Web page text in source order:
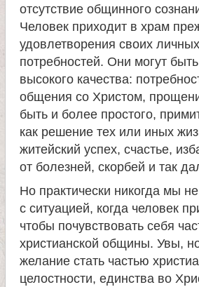
е
л
и
м
о
н
отсутствие общинного
Человек приходит в храм
удовлетворения своих
потребностей. Они могут
высокого качества:
общения со Христом,
быть и более простого,
как решение тех или иных
житейский успех, счастье,
от болезней, скорбей и так
Но практически никогда мы
с ситуацией, когда человек
чтобы почувствовать себя
христианской общины. Увы,
желание стать частью
целостности, единства во